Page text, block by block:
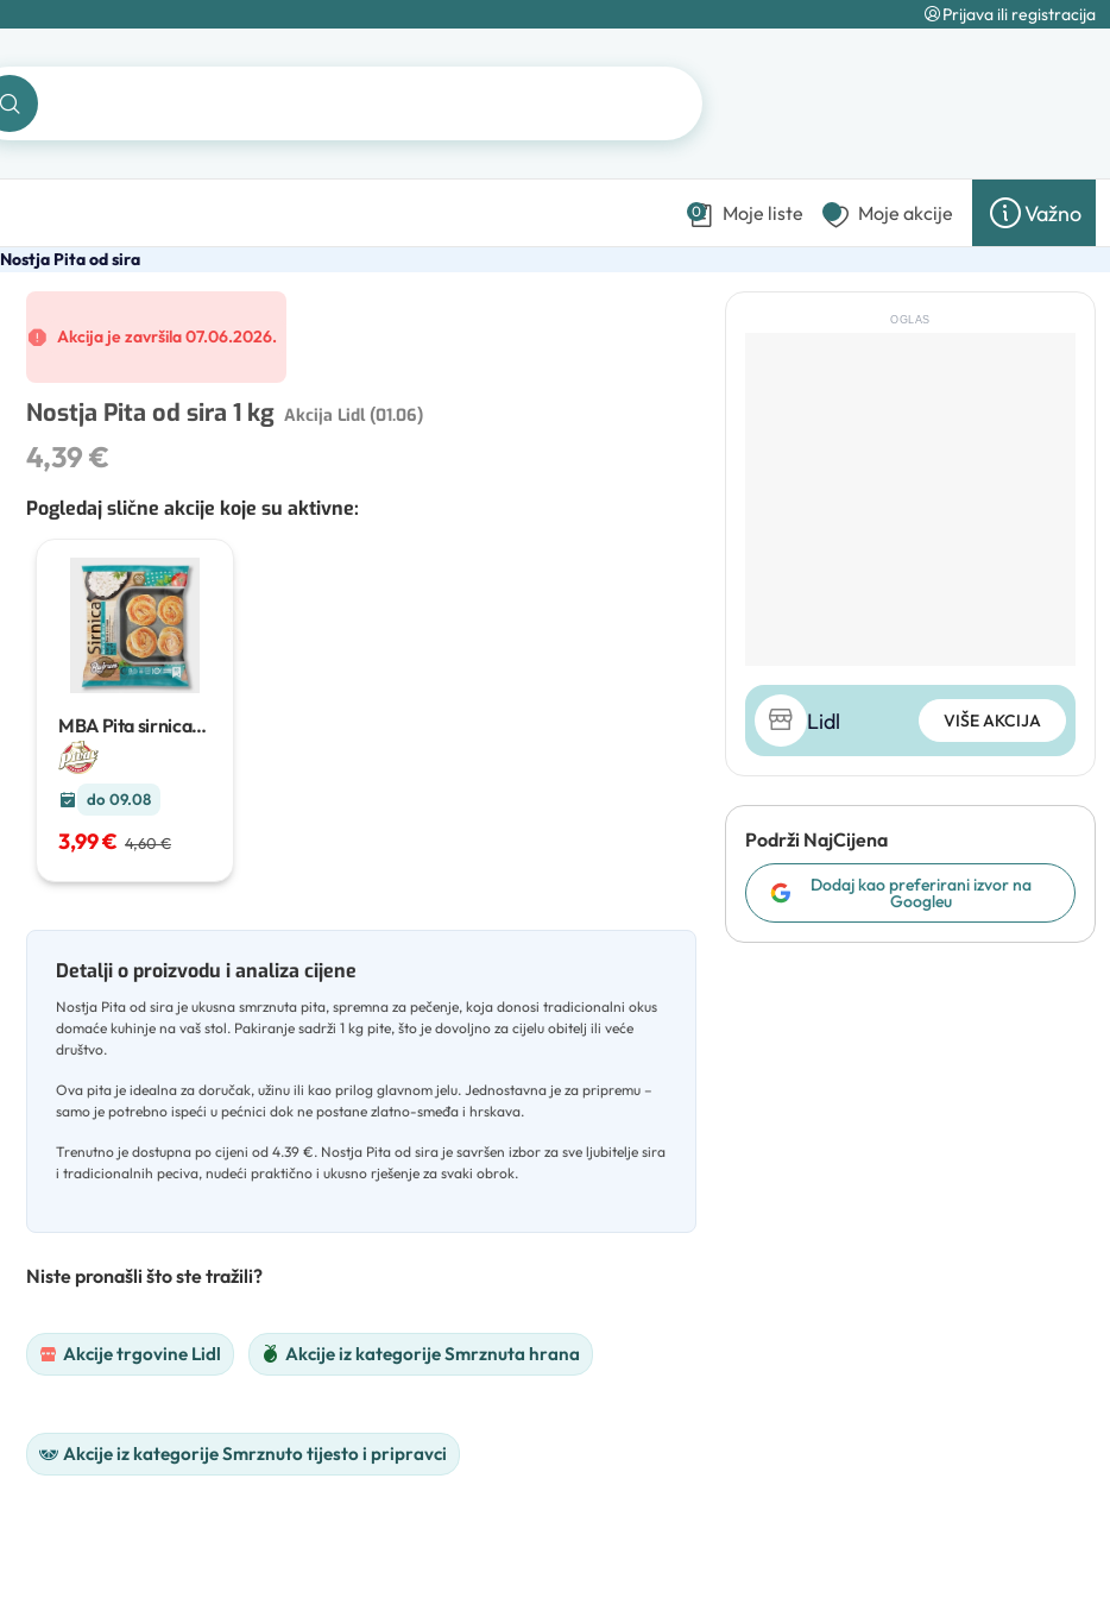
Prijava ili registracija
0 Moje liste Moje akcije Važno
Nostja Pita od sira
Akcija je završila 07.06.2026.
Nostja Pita od sira 1 kg Akcija Lidl (01.06)
4,39 €
Pogledaj slične akcije koje su aktivne:
MBA Pita sirnica
880g
do 09.08
3,99 € 4,60 €
Detalji o proizvodu i analiza cijene
Nostja Pita od sira je ukusna smrznuta pita, spremna za pečenje, koja donosi tradicionalni okus
domaće kuhinje na vaš stol. Pakiranje sadrži 1 kg pite, što je dovoljno za cijelu obitelj ili veće
društvo.
Ova pita je idealna za doručak, užinu ili kao prilog glavnom jelu. Jednostavna je za pripremu –
samo je potrebno ispeći u pećnici dok ne postane zlatno-smeđa i hrskava.
Trenutno je dostupna po cijeni od 4.39 €. Nostja Pita od sira je savršen izbor za sve ljubitelje sira
i tradicionalnih peciva, nudeći praktično i ukusno rješenje za svaki obrok.
Niste pronašli što ste tražili?
Akcije trgovine Lidl Akcije iz kategorije Smrznuta hrana
Akcije iz kategorije Smrznuto tijesto i pripravci
OGLAS
Lidl VIŠE AKCIJA
Podrži NajCijena
Dodaj kao preferirani izvor na
Googleu